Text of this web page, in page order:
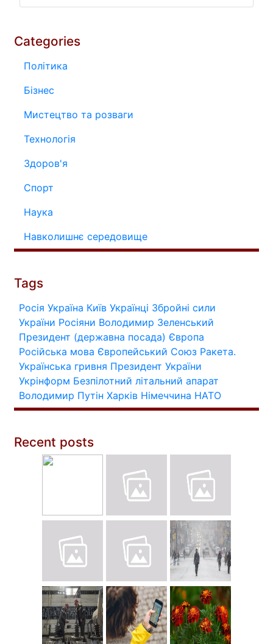
Categories
Політика
Бізнес
Мистецтво та розваги
Технологія
Здоров'я
Спорт
Наука
Навколишнє середовище
Tags
Росія Україна Київ Українці Збройні сили
України Росіяни Володимир Зеленський
Президент (державна посада) Європа
Російська мова Європейський Союз Ракета.
Українська гривня Президент України
Укрінформ Безпілотний літальний апарат
Володимир Путін Харків Німеччина НАТО
Recent posts